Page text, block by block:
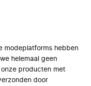
modeplatforms hebben
helemaal geen
producten met
door